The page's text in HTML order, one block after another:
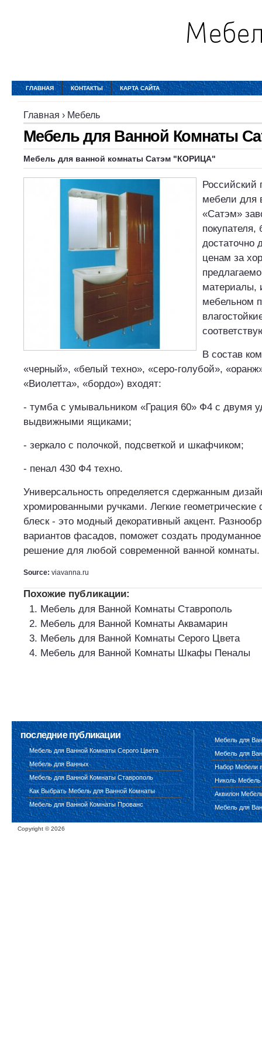
ГЛАВНАЯ КОНТАКТЫ КАРТА САЙТА
Главная › Мебель
Мебель для Ванной Комнаты
Мебель для ванной комнаты Сатэм "КОРИЦА"
Российский
мебели для
«Сатэм»
покупателя,
достаточно
ценам за
материалы,
мебельном
В состав
«черный», «белый техно», «серо-голубой»,
«Виолетта», «бордо») входят:
- тумба с умывальником «Грация 60» Ф4 с двумя
выдвижными ящиками;
- зеркало с полочкой, подсветкой и шкафчиком;
- пенал 430 Ф4 техно.
Универсальность определяется сдержанным
хромированными ручками. Легкие
блеск - это модный декоративный акцент.
вариантов фасадов, поможет создать
решение для любой современной ванной комнаты.
Source: viavanna.ru
Похожие публикации:
Мебель для Ванной Комнаты Ставрополь
Мебель для Ванной Комнаты Аквамарин
Мебель для Ванной Комнаты Серого Цвета
Мебель для Ванной Комнаты Шкафы Пеналы
последние публикации
Мебель для Ванной Комнаты Серого Цвета
Мебель для Ванных
Мебель для Ванной Комнаты Ставрополь
Как Выбрать Мебель для Ванной Комнаты
Мебель для Ванной Комнаты Прованс
Мебель для
Мебель для
Набор Мебели
Николь
Аквилон
Мебель для
Copyright ©2026